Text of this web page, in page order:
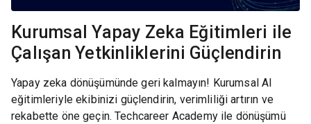
Kurumsal Yapay Zeka Eğitimleri ile
Çalışan Yetkinliklerini Güçlendirin
Yapay zeka dönüşümünde geri kalmayın! Kurumsal AI
eğitimleriyle ekibinizi güçlendirin, verimliliği artırın ve
rekabette öne geçin. Techcareer Academy ile dönüşümü